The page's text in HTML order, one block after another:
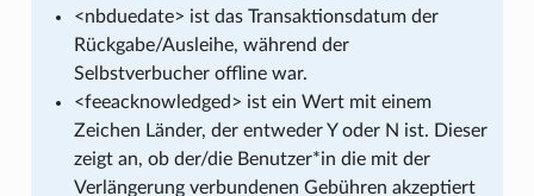
<nbduedate> ist das Transaktionsdatum der
Rückgabe/Ausleihe, während der
Selbstverbucher offline war.
<feeacknowledged> ist ein Wert mit einem
Zeichen Länder, der entweder Y oder N ist. Dieser
zeigt an, ob der/die Benutzer*in die mit der
Verlängerung verbundenen Gebühren akzeptiert